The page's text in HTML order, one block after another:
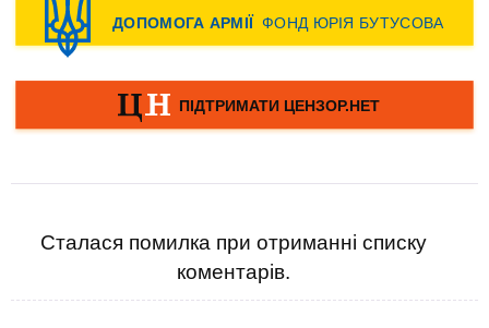
Сталася помилка при отриманні списку
коментарів.